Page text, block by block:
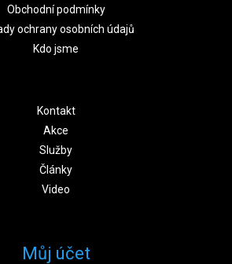
Obchodní podmínky
ochrany osobních údajů
Kdo jsme
Kontakt
Akce
Služby
Články
Video
Můj účet